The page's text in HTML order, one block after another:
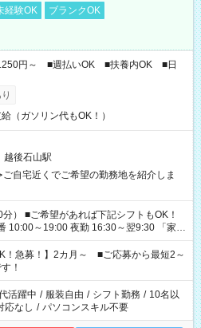
経験OK
ブランクOK
円～ ■週払いOK ■扶養内OK ■日
（ガソリン代もOK！）
越後石山駅
自宅近くでご希望の勤務地を紹介しま
もOK！
～19:00 夜勤 16:30～翌9:30 「家族
「余裕を持って夕飯の準備がしたい」
くない」 など、ご希望を教えてください
勤務時間。 合計で週40時間を超える場
！急募！】2カ月～ ■ご応募から最短2～
！
活躍中 / 服装自由 / シフト勤務 / 10名以
応なし / パソコンスキル不要